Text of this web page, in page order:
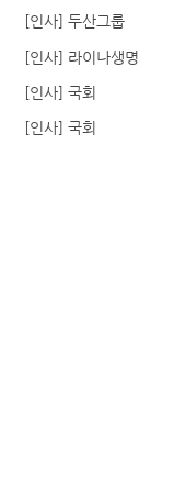
[인사] 두산그룹
[인사] 라이나생명
[인사] 국회
[인사] 국회